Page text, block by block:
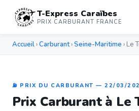
T-Express Caraïbes
PRIX CARBURANT FRANCE
Accueil ›Carburant›Seine-Maritime › Le
⛽ PRIX DU CARBURANT — 22/03/
Prix Carburant à Le